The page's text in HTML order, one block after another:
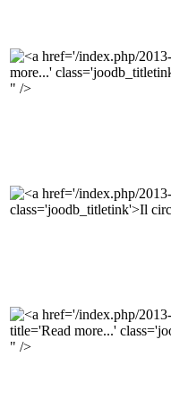
" />
" />